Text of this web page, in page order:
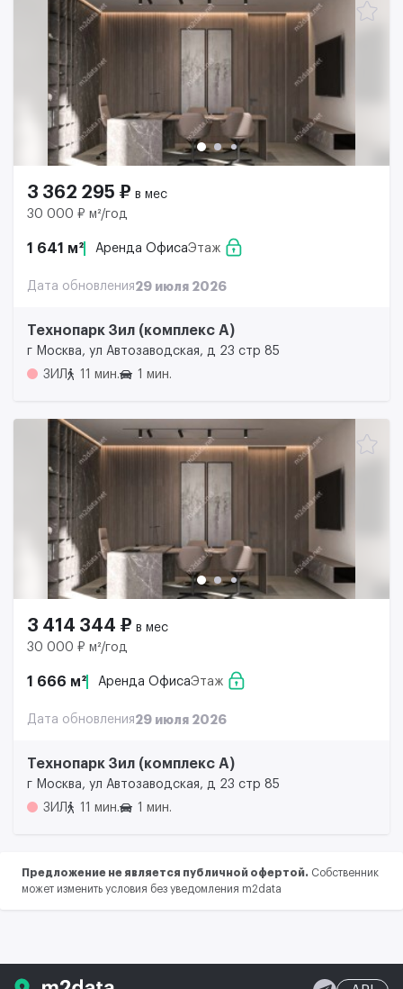
3 362 295 ₽ в мес
30 000 ₽ м²/год
1 641 м² Аренда ОфисаЭтаж
Дата обновления29 июля 2026
Технопарк Зил (комплекс А)
г Москва, ул Автозаводская, д 23 стр 85
ЗИЛ
11 мин. 1 мин.
3 414 344 ₽ в мес
30 000 ₽ м²/год
1 666 м² Аренда ОфисаЭтаж
Дата обновления29 июля 2026
Технопарк Зил (комплекс А)
г Москва, ул Автозаводская, д 23 стр 85
ЗИЛ
11 мин. 1 мин.
Предложение не является публичной офертой. Собственник
может изменить условия без уведомления m2data